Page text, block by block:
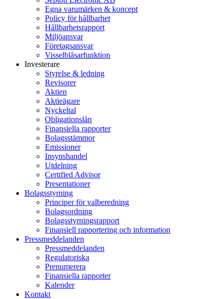
Egna varumärken & koncept
Policy för hållbarhet
Hållbarhetsrapport
Miljöansvar
Företagsansvar
Visselblåsarfunktion
Investerare
Styrelse & ledning
Revisorer
Aktien
Aktieägare
Nyckeltal
Obligationslån
Finansiella rapporter
Bolagsstämmor
Emissioner
Insynshandel
Utdelning
Certified Advisor
Presentationer
Bolagsstyrning
Principer för valberedning
Bolagsordning
Bolagsstyrningsrapport
Finansiell rapportering och information
Pressmeddelanden
Pressmeddelanden
Regulatoriska
Prenumerera
Finansiella rapporter
Kalender
Kontakt